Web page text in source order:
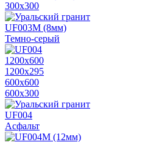
300х300
UF003M (8мм)
Темно-серый
1200х600
1200х295
600х600
600х300
UF004
Асфальт